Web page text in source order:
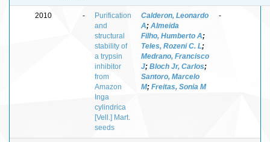
2010 -
Purification
and
structural
stability of
a trypsin
inhibitor
from
Amazon
Inga
cylindrica
[Vell.] Mart.
seeds
Calderon, Leonardo
A; Almeida
Filho, Humberto A;
Teles, Rozeni C. L;
Medrano, Francisco
J; Bloch Jr, Carlos;
Santoro, Marcelo
M; Freitas, Sonia M
-